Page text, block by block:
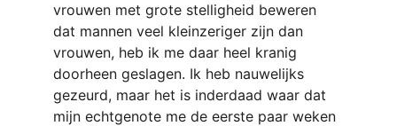
vrouwen met grote stelligheid beweren
dat mannen veel kleinzeriger zijn dan
vrouwen, heb ik me daar heel kranig
doorheen geslagen. Ik heb nauwelijks
gezeurd, maar het is inderdaad waar dat
mijn echtgenote me de eerste paar weken